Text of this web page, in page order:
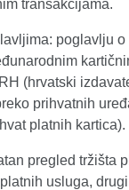
transakcijama.
poglavlju o
(hrvatski
prihvatnih
platnih kartica).
pregled tržišta
usluga,